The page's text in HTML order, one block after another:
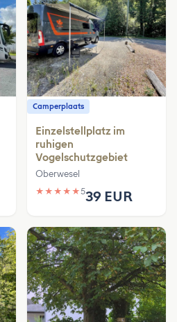
Camperplaats
Einzelstellplatz im
ruhigen
Vogelschutzgebiet
Oberwesel
★ ★ ★ ★ ★539 EUR